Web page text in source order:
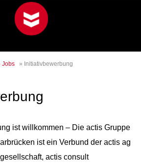
Jobs » Initiativbewerbung
ist willkommen – Die actis Gruppe
ist ein Verbund der actis ag
actis consult